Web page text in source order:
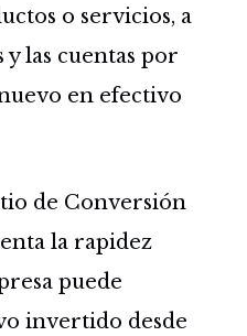
o servicios, a
y las cuentas por
en efectivo
de Conversión
la rapidez
puede
invertido desde